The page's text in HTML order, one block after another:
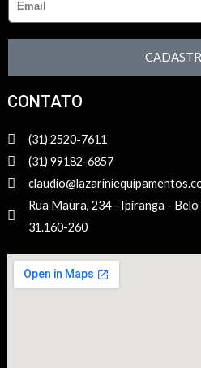
CONTATO
(31) 2520-7611
(31) 99182-6857
Rua Maura, 234 - Ipiranga -
31.160-260